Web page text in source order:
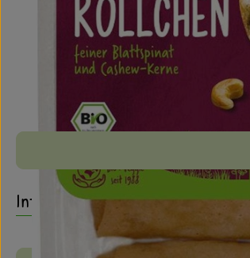
Entdecke passende RezepteEs
Info